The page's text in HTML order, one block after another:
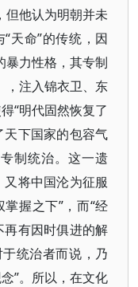
但他认为明朝并未
天命”的传统，因
暴力性格，其专制
，注入锦衣卫、东
“明代固然恢复了
下国家的包容气
制统治。这一遗
将中国沦为征服
握之下”，而“经
有因时俱进的解
统治者而说，乃
”。所以，在文化